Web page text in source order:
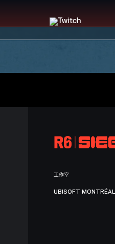
工作室
UBISOFT MONTRÉAL